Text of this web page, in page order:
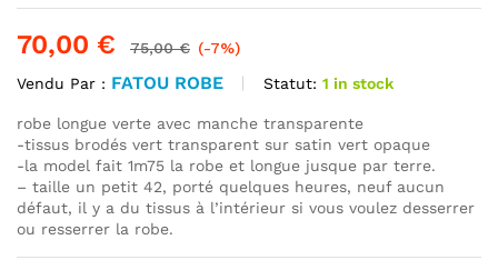
70,00 € 75,00€ (-7%)
Vendu Par : FATOU ROBE Statut: 1 in stock
robe longue verte avec manche transparente
-tissus brodés vert transparent sur satin vert opaque
-la model fait 1m75 la robe et longue jusque par terre.
– taille un petit 42, porté quelques heures, neuf aucun
défaut, il y a du tissus à l’intérieur si vous voulez desserrer
ou resserrer la robe.